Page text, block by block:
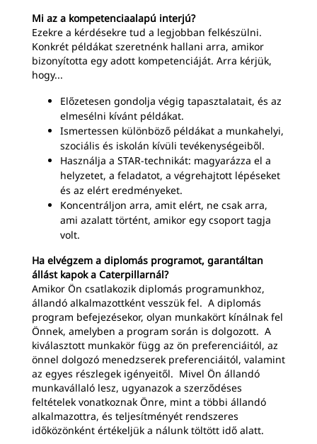
Mi az a kompetenciaalapú interjú?
Ezekre a kérdésekre tud a legjobban felkészülni.
Konkrét példákat szeretnénk hallani arra, amikor
bizonyította egy adott kompetenciáját. Arra kérjük,
hogy...
Előzetesen gondolja végig tapasztalatait, és az
elmesélni kívánt példákat.
Ismertessen különböző példákat a munkahelyi,
szociális és iskolán kívüli tevékenységeiből.
Használja a STAR-technikát: magyarázza el a
helyzetet, a feladatot, a végrehajtott lépéseket
és az elért eredményeket.
Koncentráljon arra, amit elért, ne csak arra,
ami azalatt történt, amikor egy csoport tagja
volt.
Ha elvégzem a diplomás programot, garantáltan
állást kapok a Caterpillarnál?
Amikor Ön csatlakozik diplomás programunkhoz,
állandó alkalmazottként vesszük fel. A diplomás
program befejezésekor, olyan munkakört kínálnak fel
Önnek, amelyben a program során is dolgozott. A
kiválasztott munkakör függ az ön preferenciáitól, az
önnel dolgozó menedzserek preferenciáitól, valamint
az egyes részlegek igényeitől. Mivel Ön állandó
munkavállaló lesz, ugyanazok a szerződéses
feltételek vonatkoznak Önre, mint a többi állandó
alkalmazottra, és teljesítményét rendszeres
időközönként értékeljük a nálunk töltött idő alatt.